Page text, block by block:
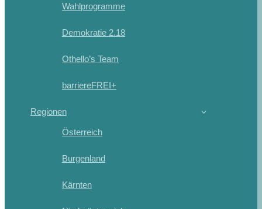
Wahlprogramme
Demokratie 2.18
Othello’s Team
barriereFREI+
Regionen
Österreich
Burgenland
Kärnten